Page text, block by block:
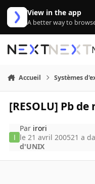
Aller au contenu
View in the app
A better way to
Accueil Systèmes
[RESOLU] Pb
Par irori
le 21 avril 200521 a
d'UNIX